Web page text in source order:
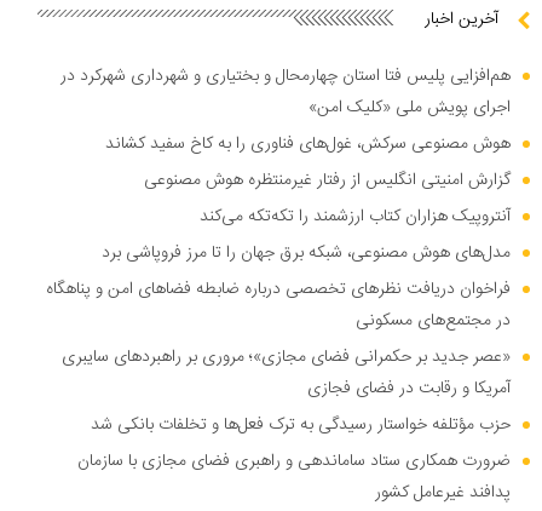
آخرین اخبار
هم‌افزایی پلیس فتا استان چهارمحال و بختیاری و شهرداری شهرکرد در
اجرای پویش ملی «کلیک امن»
هوش مصنوعی سرکش، غول‌های فناوری را به کاخ سفید کشاند
گزارش امنیتی انگلیس از رفتار غیرمنتظره هوش مصنوعی
آنتروپیک هزاران کتاب ارزشمند را تکه‌تکه می‌کند
مدل‌های هوش مصنوعی، شبکه برق جهان را تا مرز فروپاشی برد
فراخوان دریافت نظر‌های تخصصی درباره ضابطه فضا‌های امن و پناهگاه
در مجتمع‌های مسکونی
«عصر جدید بر حکمرانی فضای مجازی»؛ مروری بر راهبرد‌های سایبری
آمریکا و رقابت در فضای فجازی
حزب مؤتلفه خواستار رسیدگی به ترک فعل‌ها و تخلفات بانکی شد
ضرورت همکاری ستاد ساماندهی و راهبری فضای مجازی با سازمان
پدافند غیرعامل کشور